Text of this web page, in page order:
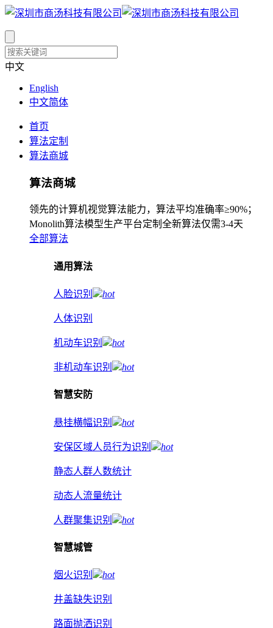
中文
English
中文简体
首页
算法定制
算法商城
算法商城
领先的计算机视觉算法能力，算法平均准确率≥90%；
Monolith算法模型生产平台定制全新算法仅需3-4天
全部算法
通用算法
人脸识别 hot
人体识别
机动车识别 hot
非机动车识别 hot
智慧安防
悬挂横幅识别 hot
安保区域人员行为识别 hot
静态人群人数统计
动态人流量统计
人群聚集识别 hot
智慧城管
烟火识别 hot
井盖缺失识别
路面抛洒识别